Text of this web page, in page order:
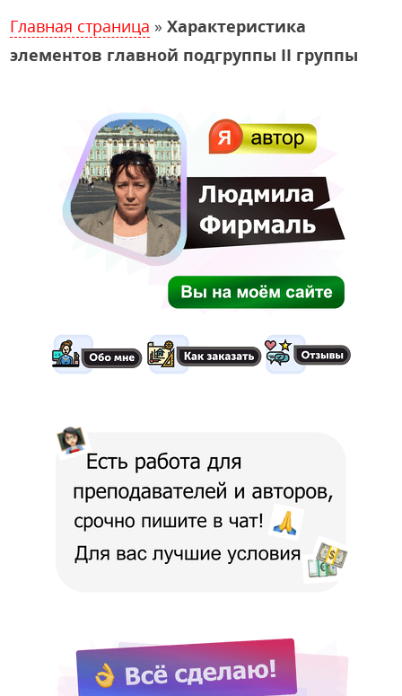
Главная страница »Характеристика
элементов главной подгруппы II группы